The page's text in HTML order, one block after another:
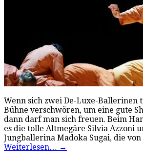
Wenn sich zwei De-Luxe-Ballerinen
Bühne verschwören, um eine gute
dann darf man sich freuen. Beim
es die tolle Altmegäre Silvia Azzoni
Jungballerina Madoka Sugai, die
Weiterlesen… →